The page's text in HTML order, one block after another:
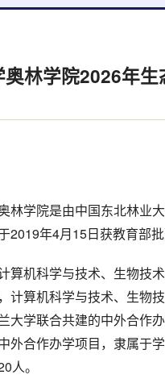
林学院2026年
林学院是由中国东北林业
2019年4月15日获教育部
算机科学与技术、生物技
计算机科学与技术、生物
大学联合共建的中外合作
外合作办学项目，隶属于
人。